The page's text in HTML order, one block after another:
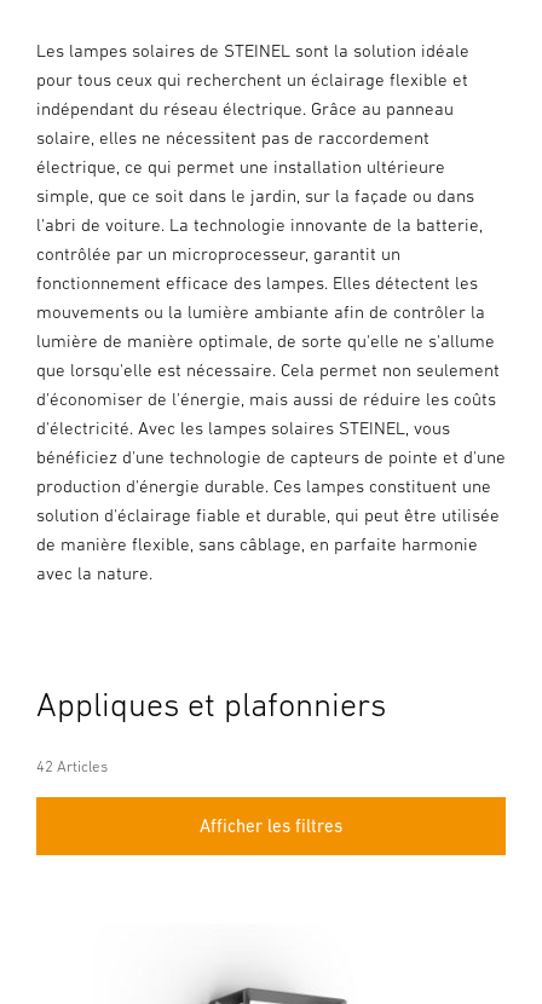
Les lampes solaires de STEINEL sont la solution idéale
pour tous ceux qui recherchent un éclairage flexible et
indépendant du réseau électrique. Grâce au panneau
solaire, elles ne nécessitent pas de raccordement
électrique, ce qui permet une installation ultérieure
simple, que ce soit dans le jardin, sur la façade ou dans
l'abri de voiture. La technologie innovante de la batterie,
contrôlée par un microprocesseur, garantit un
fonctionnement efficace des lampes. Elles détectent les
mouvements ou la lumière ambiante afin de contrôler la
lumière de manière optimale, de sorte qu'elle ne s'allume
que lorsqu'elle est nécessaire. Cela permet non seulement
d'économiser de l'énergie, mais aussi de réduire les coûts
d'électricité. Avec les lampes solaires STEINEL, vous
bénéficiez d'une technologie de capteurs de pointe et d'une
production d'énergie durable. Ces lampes constituent une
solution d'éclairage fiable et durable, qui peut être utilisée
de manière flexible, sans câblage, en parfaite harmonie
avec la nature.
Appliques et plafonniers
42 Articles
Afficher les filtres